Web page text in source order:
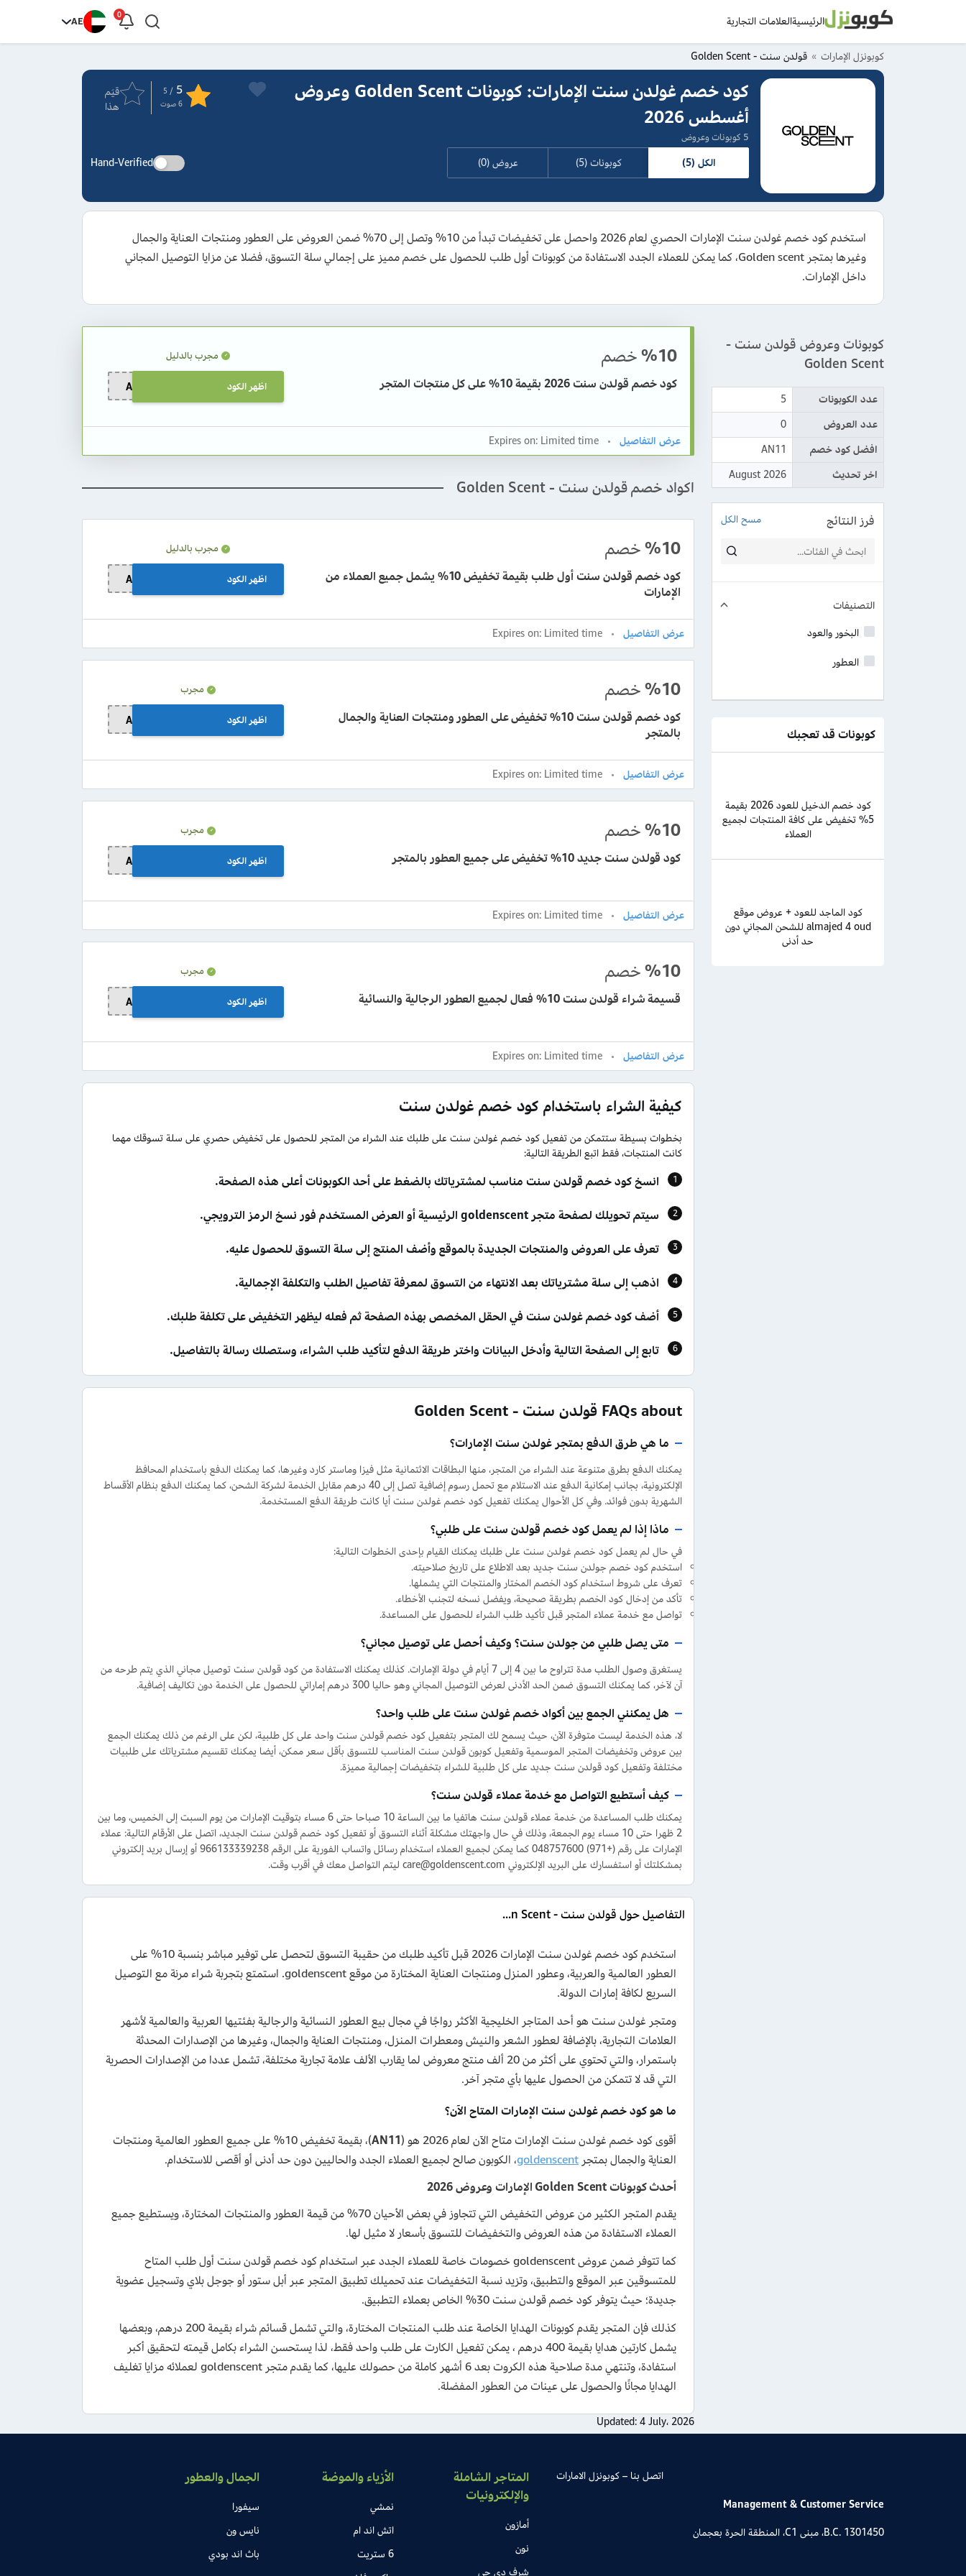
الرئيسيةالعلامات التجارية 0
AE
كوبونزل الإمارات قولدن سنت - Golden Scent
كود خصم غولدن سنت الإمارات: كوبونات Golden Scent وعروض
أغسطس 2026
5 كوبونات وعروض
5
/ 5
6 صوت
قيَم
هذا
الكل (5) كوبونات (5) عروض (0) Hand-Verified
استخدم كود خصم غولدن سنت الإمارات الحصري لعام 2026 واحصل على تخفيضات تبدأ من 10% وتصل إلى 70% ضمن العروض على العطور ومنتجات العناية والجمال
وغيرها بمتجر Golden scent، كما يمكن للعملاء الجدد الاستفادة من كوبونات أول طلب للحصول على خصم مميز على إجمالي سلة التسوق، فضلا عن مزايا التوصيل المجاني
داخل الإمارات.
%10خصم
كود خصم قولدن سنت 2026 بقيمة 10% على كل منتجات المتجر
مجرب بالدليل
AN11 اظهر الكود
Expires on: Limited time
اكواد خصم قولدن سنت - Golden Scent
%10خصم
كود خصم قولدن سنت أول طلب بقيمة تخفيض 10% يشمل جميع العملاء من
الإمارات
مجرب بالدليل
AN11 اظهر الكود
Expires on: Limited time
%10خصم
كود خصم قولدن سنت 10% تخفيض على العطور ومنتجات العناية والجمال
بالمتجر
مجرب
AN11 اظهر الكود
Expires on: Limited time
%10خصم
كود قولدن سنت جديد 10% تخفيض على جميع العطور بالمتجر
مجرب
AN11 اظهر الكود
Expires on: Limited time
%10خصم
قسيمة شراء قولدن سنت 10% فعال لجميع العطور الرجالية والنسائية
مجرب
AN10 اظهر الكود
Expires on: Limited time
كيفية الشراء باستخدام كود خصم غولدن سنت
بخطوات بسيطة ستتمكن من تفعيل كود خصم غولدن سنت على طلبك عند الشراء من المتجر للحصول على تخفيض حصري على سلة تسوقك مهما
كانت المنتجات، فقط اتبع الطريقة التالية:
انسخ كود خصم قولدن سنت مناسب لمشترياتك بالضغط على أحد الكوبونات أعلى هذه الصفحة.
سيتم تحويلك لصفحة متجر goldenscent الرئيسية أو العرض المستخدم فور نسخ الرمز الترويجي.
تعرف على العروض والمنتجات الجديدة بالموقع وأضف المنتج إلى سلة التسوق للحصول عليه.
اذهب إلى سلة مشترياتك بعد الانتهاء من التسوق لمعرفة تفاصيل الطلب والتكلفة الإجمالية.
أضف كود خصم غولدن سنت في الحقل المخصص بهذه الصفحة ثم فعله ليظهر التخفيض على تكلفة طلبك.
تابع إلى الصفحة التالية وأدخل البيانات واختر طريقة الدفع لتأكيد طلب الشراء، وستصلك رسالة بالتفاصيل.
FAQs about قولدن سنت - Golden Scent
ما هي طرق الدفع بمتجر غولدن سنت الإمارات؟
يمكنك الدفع بطرق متنوعة عند الشراء من المتجر، منها البطاقات الائتمانية مثل فيزا وماستر كارد وغيرها، كما يمكنك الدفع باستخدام المحافظ
الإلكترونية، بجانب إمكانية الدفع عند الاستلام مع تحمل رسوم إضافية تصل إلى 40 درهم مقابل الخدمة لشركة الشحن، كما يمكنك الدفع بنظام الأقساط
الشهرية بدون فوائد. وفي كل الأحوال يمكنك تفعيل كود خصم غولدن سنت أيا كانت طريقة الدفع المستخدمة.
ماذا إذا لم يعمل كود خصم قولدن سنت على طلبي؟
في حال لم يعمل كود خصم غولدن سنت على طلبك يمكنك القيام بإحدى الخطوات التالية:
استخدم كود خصم جولدن سنت جديد بعد الاطلاع على تاريخ صلاحيته.
تعرف على شروط استخدام كود الخصم المختار والمنتجات التي يشملها.
تأكد من إدخال كود الخصم بطريقة صحيحة، ويفضل نسخه لتجنب الأخطاء.
تواصل مع خدمة عملاء المتجر قبل تأكيد طلب الشراء للحصول على المساعدة.
متى يصل طلبي من جولدن سنت؟ وكيف أحصل على توصيل مجاني؟
يستغرق وصول الطلب مدة تتراوح ما بين 4 إلى 7 أيام في دولة الإمارات. كذلك يمكنك الاستفادة من كود قولدن سنت توصيل مجاني الذي يتم طرحه من
آن لآخر، كما يمكنك التسوق ضمن الحد الأدنى لعرض التوصيل المجاني وهو حاليا 300 درهم إماراتي للحصول على الخدمة دون تكاليف إضافية.
هل يمكنني الجمع بين أكواد خصم غولدن سنت على طلب واحد؟
لا، هذه الخدمة ليست متوفرة الآن، حيث يسمح لك المتجر بتفعيل كود خصم قولدن سنت واحد على كل طلبية، لكن على الرغم من ذلك يمكنك الجمع
بين عروض وتخفيضات المتجر الموسمية وتفعيل كوبون قولدن سنت المناسب للتسوق بأقل سعر ممكن، أيضا يمكنك تقسيم مشترياتك على طلبيات
مختلفة وتفعيل كود قولدن سنت جديد على كل طلبية للشراء بتخفيضات إجمالية مميزة.
كيف أستطيع التواصل مع خدمة عملاء قولدن سنت؟
يمكنك طلب المساعدة من خدمة عملاء قولدن سنت هاتفيا ما بين الساعة 10 صباحا حتى 6 مساء بتوقيت الإمارات من يوم السبت إلى الخميس، وما بين
2 ظهرا حتى 10 مساء يوم الجمعة، وذلك في حال واجهتك مشكلة أثناء التسوق أو تفعيل كود خصم قولدن سنت الجديد، اتصل على الأرقام التالية: عملاء
الإمارات على رقم (+971) 048757600 كما يمكن لجميع العملاء استخدام رسائل واتساب الفورية على الرقم 966133339238 أو إرسال بريد إلكتروني
بمشكلتك أو استفسارك على البريد الإلكتروني care@goldenscent.com ليتم التواصل معك في أقرب وقت.
التفاصيل حول قولدن سنت - Golden Scent
استخدم كود خصم غولدن سنت الإمارات 2026 قبل تأكيد طلبك من حقيبة التسوق لتحصل على توفير مباشر بنسبة 10% على
العطور العالمية والعربية، وعطور المنزل ومنتجات العناية المختارة من موقع goldenscent. استمتع بتجربة شراء مرنة مع التوصيل
السريع لكافة إمارات الدولة.
ومتجر غولدن سنت هو أحد المتاجر الخليجية الأكثر رواجًا في مجال بيع العطور النسائية والرجالية بفئتيها العربية والعالمية لأشهر
العلامات التجارية، بالإضافة لعطور الشعر والنيش ومعطرات المنزل، ومنتجات العناية والجمال، وغيرها من الإصدارات المحدثة
باستمرار، والتي تحتوي على أكثر من 20 ألف منتج معروض لما يقارب الألف علامة تجارية مختلفة، تشمل عددا من الإصدارات الحصرية
التي قد لا تتمكن من الحصول عليها بأي متجر آخر.
ما هو كود خصم غولدن سنت الإمارات المتاح الآن؟
أقوى كود خصم غولدن سنت الإمارات متاح الآن لعام 2026 هو ( AN11
)، بقيمة تخفيض 10% على جميع العطور العالمية ومنتجات
العناية والجمال بمتجر goldenscent، الكوبون صالح لجميع العملاء الجدد والحاليين دون حد أدنى أو أقصى للاستخدام.
أحدث كوبوناتGolden Scent الإمارات وعروض
2026
يقدم المتجر الكثير من عروض التخفيض التي تتجاوز في بعض الأحيان 70% من قيمة العطور والمنتجات المختارة، ويستطيع جميع
العملاء الاستفادة من هذه العروض والتخفيضات للتسوق بأسعار لا مثيل لها.
كما تتوفر ضمن عروض goldenscent خصومات خاصة للعملاء الجدد عبر استخدام كود خصم قولدن سنت أول طلب المتاح
للمتسوقين عبر الموقع والتطبيق، وتزيد نسبة التخفيضات عند تحميلك تطبيق المتجر عبر أبل ستور أو جوجل بلاي وتسجيل عضوية
جديدة؛ حيث يتوفر كود خصم قولدن سنت 30% الخاص بعملاء التطبيق.
كذلك فإن المتجر يقدم كوبونات الهدايا الخاصة عند طلب المنتجات المختارة، والتي تشمل قسائم شراء بقيمة 200 درهم، وبعضها
يشمل كارتين هدايا بقيمة 400 درهم ، يمكن تفعيل الكارت على طلب واحد فقط، لذا يستحسن الشراء بكامل قيمته لتحقيق أكبر
استفادة، وتنتهي مدة صلاحية هذه الكروت بعد 6 أشهر كاملة من حصولك عليها، كما يقدم متجر goldenscent لعملائه مزايا تغليف
الهدايا مجانًا والحصول على عينات من العطور المفضلة.
Updated:4 July، 2026
كوبونات وعروض قولدن سنت -
Golden Scent
عدد الكوبونات
5
عدد العروض
0
افضل كود خصم
AN11
اخر تحديث
August 2026
فرز النتائج مسح الكل
التصنيفات
البخور والعود
العطور
كوبونات قد تعجبك
كود خصم الدخيل للعود 2026 بقيمة
5% تخفيض على كافة المنتجات لجميع
العملاء
كود الماجد للعود + عروض موقع
almajed 4 oud للشحن المجاني دون
حد أدنى
Management & Customer Service
B.C. 1301450، مبنى C1، المنطقة الحرة بعجمان
اتصل بنا – كوبونزل الامارات
المتاجر الشاملة
والإلكترونيات
أمازون
نون
شرف دي جي
الأزياء والموضة
نمشي
اتش اند ام
6 ستريت
الجمال والعطور
سيفورا
نايس ون
باث اند بودي